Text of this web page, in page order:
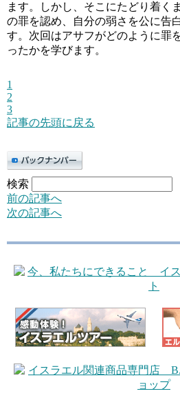
ます。しかし、そこにたどり着く
の罪を認め、自分の弱さを公に告
す。次回はアサフがどのように罪
ったかを学びます。
1
2
3
記事の先頭に戻る
検索
前の記事へ
次の記事へ